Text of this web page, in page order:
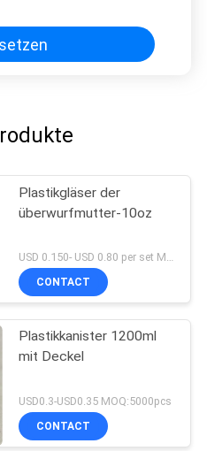
Plastikgläser der
überwurfmutter-10oz
USD 0.150- USD 0.80 per set MOQ:10000SET
CONTACT
Plastikkanister 1200ml
mit Deckel
USD0.3-USD0.35 MOQ:5000pcs
CONTACT